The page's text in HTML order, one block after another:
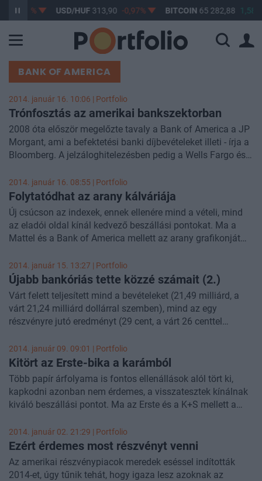
-0,6% USD/HUF313,90 -0,97% BITCOIN 65 282,88 1,58%
BANK OF AMERICA
2014. január 16. 10:06 | Portfolio
Trónfosztás az amerikai bankszektorban
2008 óta először megelőzte tavaly a Bank of America a JP
Morgant, ami a befektetési banki díjbevételeket illeti - írja a
Bloomberg. A jelzáloghitelezésben pedig a Wells Fargo és a
negyedévben.
2014. január 16. 08:55 | Portfolio
Folytatódhat az arany kálváriája
Új csúcson az indexek, ennek ellenére mind a vételi, mind
az eladói oldal kínál kedvező beszállási pontokat. Ma a
Mattel és a Bank of America mellett az arany grafikonját
2014. január 15. 13:27 | Portfolio
Újabb bankóriás tette közzé számait (2.)
Várt felett teljesített mind a bevételeket (21,49 milliárd, a
várt 21,24 milliárd dollárral szemben), mind az egy
részvényre jutó eredményt (29 cent, a várt 26 centtel
negyedévben. A tőzsdék nyitása előtt 2,2 százalékos
pluszban kereskednek a bank papírjaival.
2014. január 09. 09:01 | Portfolio
Kitört az Erste-bika a karámból
Több papír árfolyama is fontos ellenállások alól tört ki,
kapkodni azonban nem érdemes, a visszatesztek kínálnak
kiváló beszállási pontot. Ma az Erste és a K+S mellett a
2014. január 02. 21:29 | Portfolio
Ezért érdemes most részvényt venni
Az amerikai részvénypiacok meredek eséssel indították
2014-et, úgy tűnik tehát, hogy igaza lesz azoknak az